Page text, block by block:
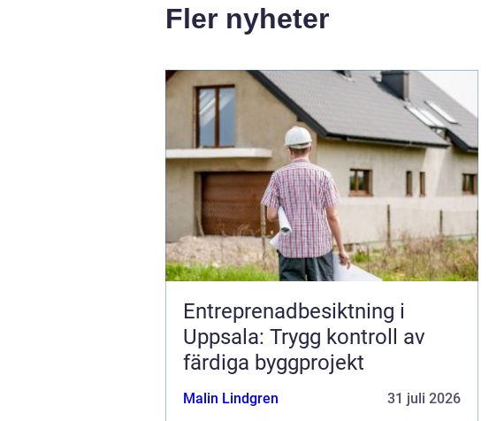
Fler nyheter
Entreprenadbesiktning i
Uppsala: Trygg kontroll av
färdiga byggprojekt
Malin Lindgren 31 juli 2026